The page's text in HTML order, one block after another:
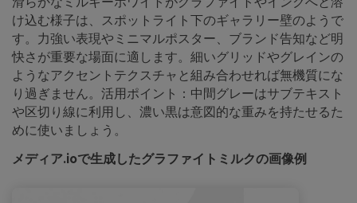
け込む様子は、スポットライト下のギャラリー壁のようで
す。力強い表現やミニマルポスター、ブランド告知など明
快さが重要な場面に適します。細いグリッドやグレインの
ようなアクセントテクスチャと組み合わせれば無機質にな
り過ぎません。活用ポイント：中間グレーはサブテキスト
や区切り線に利用し、濃い黒は意図的な重みを持たせるた
めに使いましょう。
メディア.ioで生成したグラファイトミルクの画像例